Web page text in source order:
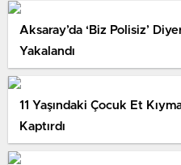
Aksaray’da ‘Biz Polisiz’
Yakalandı
11 Yaşındaki Çocuk Et
Kaptırdı